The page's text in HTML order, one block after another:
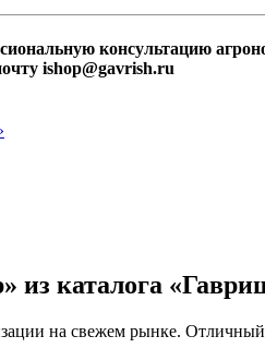
консультацию
ishop@gavrish.ru
из каталога
на свежем рынке.